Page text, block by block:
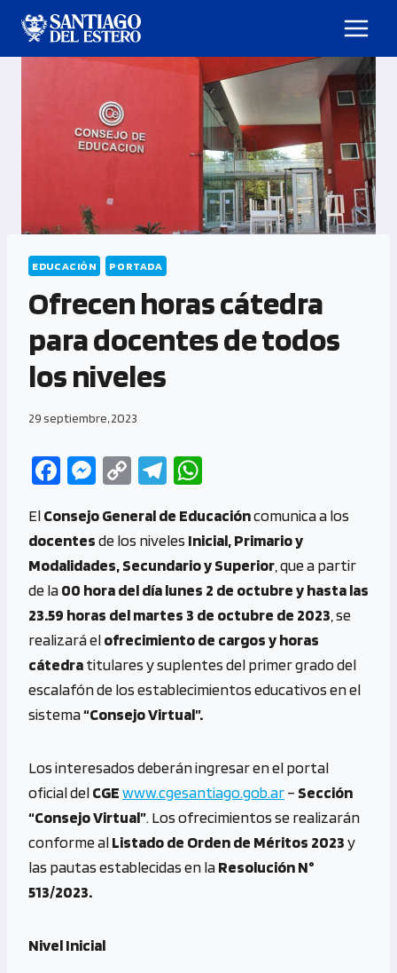
EDUCACIÓN PORTADA
Ofrecen horas cátedra
para docentes de todos
los niveles
29 septiembre, 2023
Fa
b
o
o
k
M
se
n
g
er
C
py
Li
n
k
Te
gr
a
m
at
s
A
p
p
ElConsejo General de Educacióncomunica a los
docentesde los niveles Inicial, Primario y
Modalidades, Secundario y Superior , que a partir
de la00 hora del día lunes 2 de octubre y hasta las
23.59 horas del martes 3 de octubre de 2023 , se
realizará elofrecimiento de cargos y horas
cátedratitulares y suplentes del primer grado del
escalafón de los establecimientos educativos en el
sistema“Consejo Virtual”.
Los interesados deberán ingresar en el portal
oficial delCGEwww.cgesantiago.gob.ar– Sección
“Consejo Virtual”. Los ofrecimientos se realizarán
conforme alListado de Orden de Méritos 2023y
las pautas establecidas en laResolución N°
513/2023.
Nivel Inicial